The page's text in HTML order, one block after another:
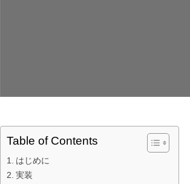
Table of Contents
はじめに
実装